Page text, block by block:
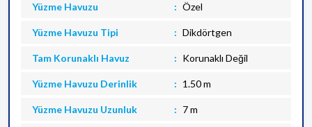
Yüzme Havuzu Özel
Yüzme Havuzu Tipi Dikdörtgen
Tam Korunaklı Havuz Korunaklı Değil
Yüzme Havuzu Derinlik 1.50 m
Yüzme Havuzu Uzunluk 7 m